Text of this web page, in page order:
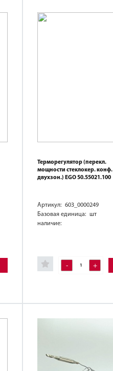
Терморегулятор (перекл.
мощности стеклокер. конф.
двухзон.) EGO 50.55021.100
Артикул: 603_0000249
Базовая единица: шт
наличие:
- +